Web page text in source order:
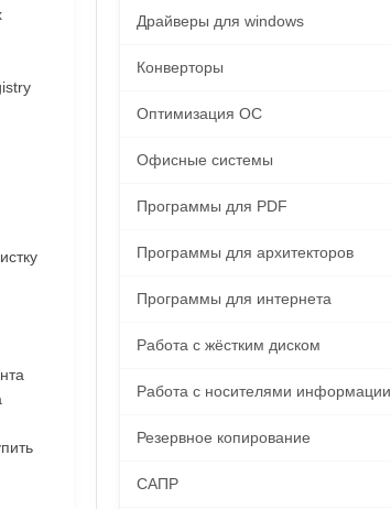
Драйверы для windows
Конверторы
Оптимизация ОС
Офисные системы
Программы для PDF
Программы для архитекторов
Программы для интернета
Работа с жёстким диском
Работа с носителями информации
Резервное копирование
САПР